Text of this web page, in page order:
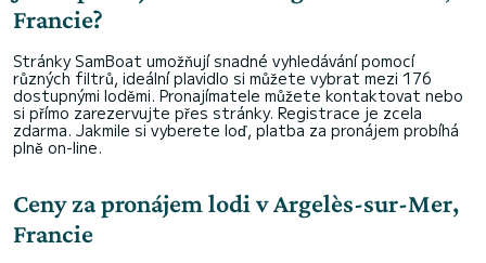
Francie?
Stránky SamBoat umožňují snadné vyhledávání pomocí
různých filtrů, ideální plavidlo si můžete vybrat mezi 176
dostupnými loděmi. Pronajímatele můžete kontaktovat nebo
si přímo zarezervujte přes stránky. Registrace je zcela
zdarma. Jakmile si vyberete loď, platba za pronájem probíhá
plně on-line.
Ceny za pronájem lodi v Argelès-sur-Mer,
Francie